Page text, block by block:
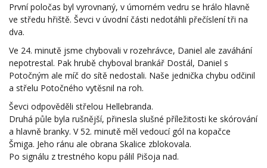
První poločas byl vyrovnaný, v úmorném vedru se hrálo hlavně
ve středu hřiště. Ševci v úvodní části nedotáhli přečíslení tři na
dva.
Ve 24. minutě jsme chybovali v rozehrávce, Daniel ale zaváhání
nepotrestal. Pak hrubě chyboval brankář Dostál, Daniel s
Potočným ale míč do sítě nedostali. Naše jednička chybu odčinil
a střelu Potočného vytěsnil na roh.
Ševci odpověděli střelou Hellebranda.
Druhá půle byla rušnější, přinesla slušné příležitosti ke skórování
a hlavně branky. V 52. minutě měl vedoucí gól na kopačce
Šmiga. Jeho ránu ale obrana Skalice zblokovala.
Po signálu z trestného kopu pálil Pišoja nad.